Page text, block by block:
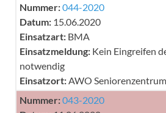
Nummer:044-2020
Datum: 15.06.2020
Einsatzart: BMA
Einsatzmeldung: Kein Eingreifen
notwendig
Einsatzort: AWO
Nummer:043-2020